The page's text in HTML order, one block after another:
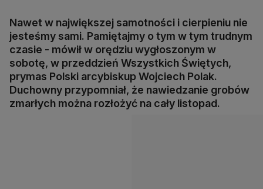
Nawet w największej samotności i cierpieniu nie
jesteśmy sami. Pamiętajmy o tym w tym trudnym
czasie - mówił w orędziu wygłoszonym w
sobotę, w przeddzień Wszystkich Świętych,
prymas Polski arcybiskup Wojciech Polak.
Duchowny przypomniał, że nawiedzanie grobów
zmarłych można rozłożyć na cały listopad.